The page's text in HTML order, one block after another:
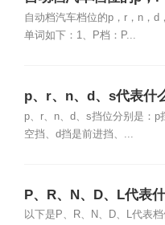
代表的英文单词是什么
自动档汽车档位的p，r，n，d
单词如下：1、P档：P...
p、r、n、d、s代表什
p、r、n、d、s挡位分别是：p
空挡、d挡是前进挡、...
P、R、N、D、L代表
以下是P、R、N、D、L代表档